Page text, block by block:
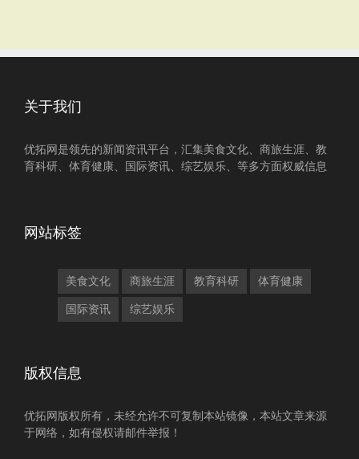
关于我们
优拓网是领先的新闻资讯平台，汇集美食文化、商旅生涯、教
育科研、体育健康、国际资讯、综艺娱乐、等多方面权威信息
网站标签
美食文化 商旅生涯 教育科研 体育健康
国际资讯 综艺娱乐
版权信息
优拓网版权所有，未经允许不可复制本站镜像，本站文章来源
于网络，如有侵权请邮件举报！